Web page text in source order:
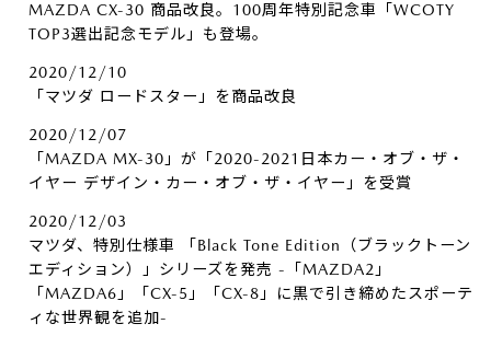
MAZDA CX-30 商品改良。100周年特別記念車「WCOTY
TOP3選出記念モデル」も登場。
2020/12/10
「マツダ ロードスター」を商品改良
2020/12/07
「MAZDA MX-30」が「2020-2021日本カー・オブ・ザ・
イヤー デザイン・カー・オブ・ザ・イヤー」を受賞
2020/12/03
マツダ、特別仕様車 「Black Tone Edition（ブラックトーン
エディション）」シリーズを発売 -「MAZDA2」
「MAZDA6」「CX-5」「CX-8」に黒で引き締めたスポーテ
ィな世界観を追加-